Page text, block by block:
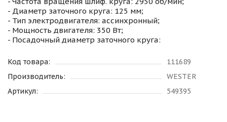
- Диаметр заточного круга: 125 мм;
- Тип электродвигателя: ассинхронный;
- Мощность двигателя: 350 Вт;
- Посадочный диаметр заточного круга:
Код товара:
111689
Производитель:
WESTER
Артикул:
549395